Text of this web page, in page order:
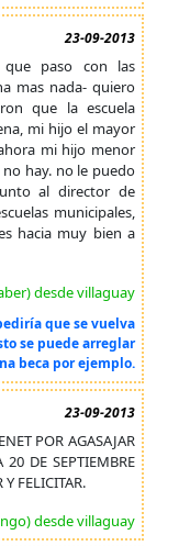
23-09-2013
paso con las
mas nada- quiero
que la escuela
mi hijo el mayor
mi hijo menor
hay. no le puedo
al director de
municipales,
hacia muy bien a
desde villaguay
que se vuelva
se puede arreglar
beca por ejemplo.
23-09-2013
POR AGASAJAR
DE SEPTIEMBRE
FELICITAR.
desde villaguay